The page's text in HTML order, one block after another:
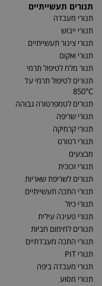
תנורים תעשייתיים
תנורי מעבדה
תנורי ייבוש
תנורי צינור תעשייתיים
תנורי ואקום
תנור מלח לטיפול תרמי
תנורים לטיפול תרמי עד
850°C
תנורים לטמפרטורה גבוהה
תנורי שריפה
תנורי קרמיקה
תנורי רטורט
מבצעים
תנורי זכוכית
תנורים לשריפת שאריות
תנורי התכה תעשייתיים
תנורי כיול
תנורי טעינה עילית
תנורים לחימום חביות
תנורי התכה מעבדתיים
תנורי PIT
תנורי מעבדה ביפה
תנורי מסוע